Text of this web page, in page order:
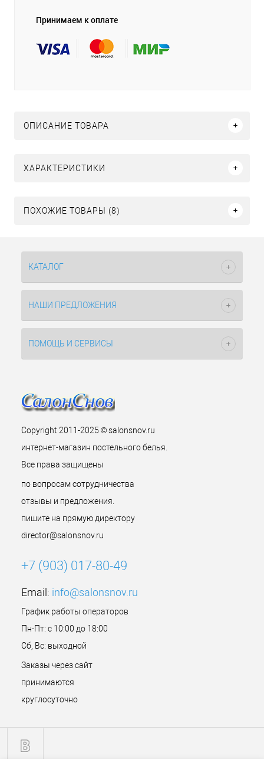
Принимаем к оплате
ОПИСАНИЕ ТОВАРА
ХАРАКТЕРИСТИКИ
ПОХОЖИЕ ТОВАРЫ (8)
КАТАЛОГ
НАШИ ПРЕДЛОЖЕНИЯ
ПОМОЩЬ И СЕРВИСЫ
Copyright 2011-2025 © salonsnov.ru
интернет-магазин постельного белья.
Все права защищены
по вопросам сотрудничества
отзывы и предложения.
пишите на прямую директору
director@salonsnov.ru
+7 (903) 017-80-49
Email: info@salonsnov.ru
График работы операторов
Пн-Пт: с 10:00 до 18:00
Сб, Вс: выходной
Заказы через сайт
принимаются
круглосуточно